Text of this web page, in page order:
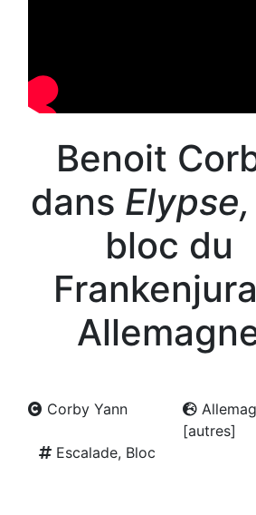
Benoit
dans Elypse,
bloc du
Corby Yann
[autres]
Escalade, Bloc